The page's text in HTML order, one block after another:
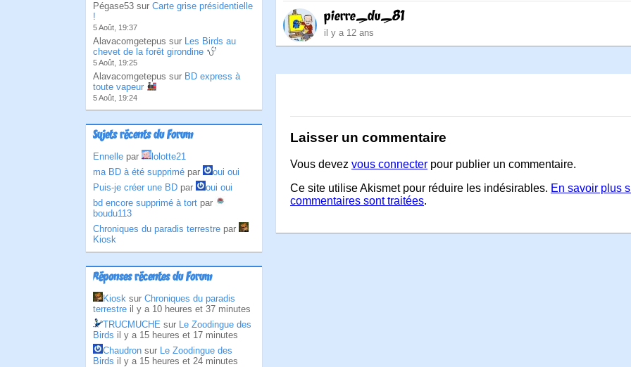
Pégase53 sur Carte grise présidentielle
!
5 Août, 19:37
Alavacomgetepus sur Les Birds au
chevet de la forêt girondine
5 Août, 19:25
Alavacomgetepus sur BD express à
toute vapeur
5 Août, 19:24
Sujets récents du Forum
Ennelle par
lolotte21
ma BD à été supprimé par
oui oui
Puis-je créer une BD par
oui oui
bd encore supprimé à tort par
boudu113
Chroniques du paradis terrestre par
Kiosk
Réponses récentes du Forum
Kiosk sur Chroniques du paradis
terrestre il y a 10 heures et 37 minutes
TRUCMUCHE sur Le Zoodingue des
Birds il y a 15 heures et 17 minutes
Chaudron sur Le Zoodingue des
Birds il y a 15 heures et 24 minutes
pierre_du_81
il y a 12 ans
Laisser un commentaire
Vous devez vous connecter pour publier un commentaire.
Ce site utilise Akismet pour réduire les indésirables. En savoir plus
commentaires sont traitées.